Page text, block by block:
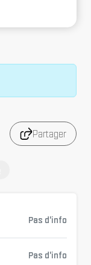
Partager
Pas d'info
Pas d'info